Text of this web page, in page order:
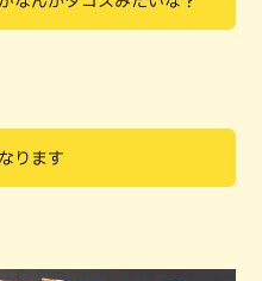
ります